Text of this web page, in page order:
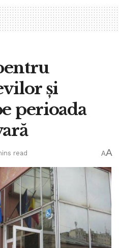
şi
perioada
read AA